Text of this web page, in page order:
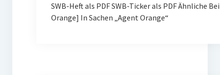
SWB-Heft als PDF SWB-Ticker als PDF Ähnliche
Orange] In Sachen „Agent Orange“